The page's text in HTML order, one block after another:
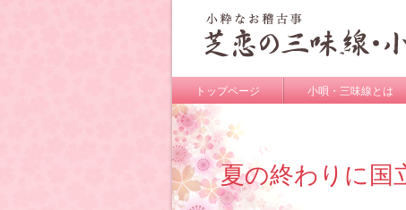
トップページ 小唄・三味線とは
夏の終わりに国